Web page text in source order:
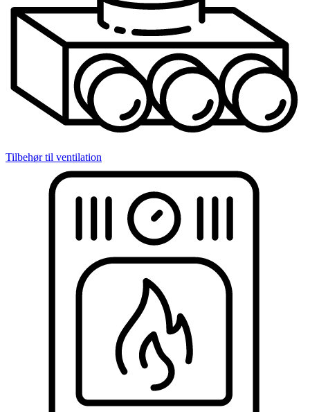
Tilbehør til ventilation